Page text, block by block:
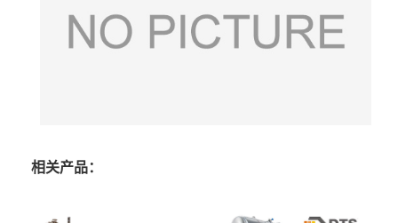
相关产品：